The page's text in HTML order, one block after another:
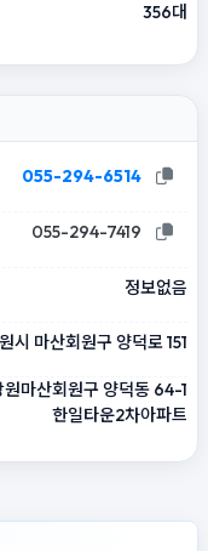
356대
055-294-6514
055-294-7419
정보없음
시 마산회원구 양덕로 151
원마산회원구 양덕동 64-1
한일타운2차아파트